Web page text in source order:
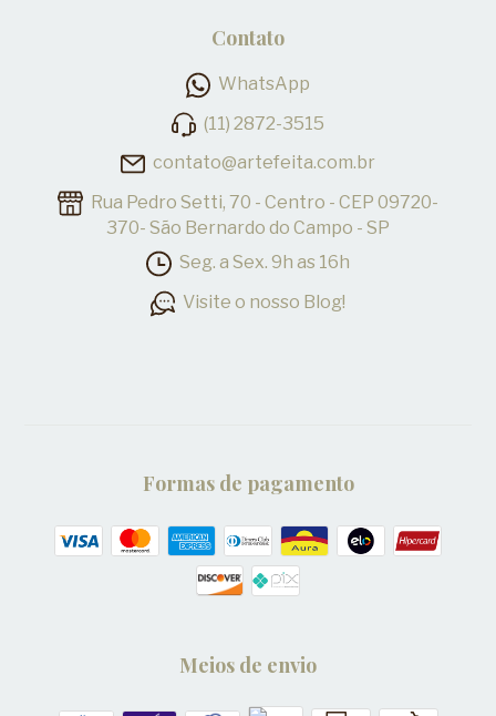
Contato
WhatsApp
(11) 2872-3515
contato@artefeita.com.br
Rua Pedro Setti, 70 - Centro - CEP 09720-
370- São Bernardo do Campo - SP
Seg. a Sex. 9h as 16h
Visite o nosso Blog!
Formas de pagamento
Meios de envio